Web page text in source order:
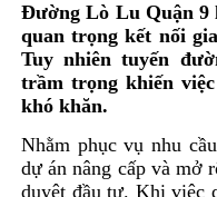
Đường Lò Lu Quận 9
quan trọng kết nối
Tuy nhiên tuyến
trầm trọng khiến
khó khăn.
Nhằm phục vụ nhu
dự án nâng cấp và mở
duyệt đầu tư. Khi việc